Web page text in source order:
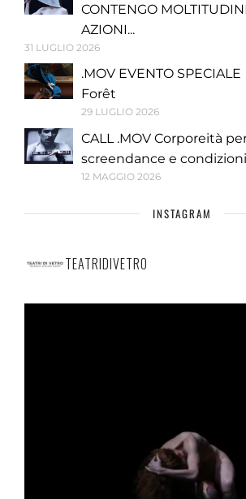
CONTENGO
AZIONI...
31 LUGLIO 2026
.MOV EVENTO SPECIALE
Forêt
29 LUGLIO 2026
CALL .MOV Corporeità
screendance e
12 MAGGIO 2026
INSTAGRAM
TEATRIDIVETRO